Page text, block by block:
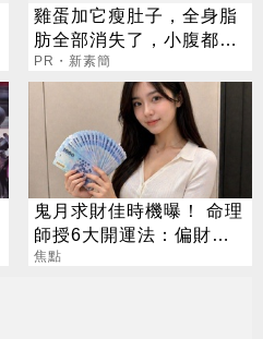
雞蛋加它瘦肚子，全身脂
肪全部消失了，小腹都平
坦了
PR・新素簡
鬼月求財佳時機曝！ 命理
師授6大開運法：偏財
「用想的」就行
焦點